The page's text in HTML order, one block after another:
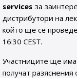
services за
дистрибутори на
който ще се
16:30 CEST.
Участниците ще
получат разяснения